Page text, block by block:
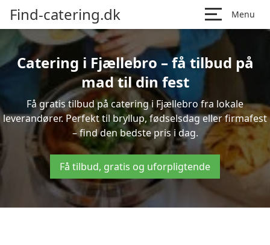
Find-catering.dk Menu
Catering i Fjællebro – få tilbud på
mad til din fest
Få gratis tilbud på catering i Fjællebro fra lokale
leverandører. Perfekt til bryllup, fødselsdag eller firmafest
– find den bedste pris i dag.
Få tilbud, gratis og uforpligtende